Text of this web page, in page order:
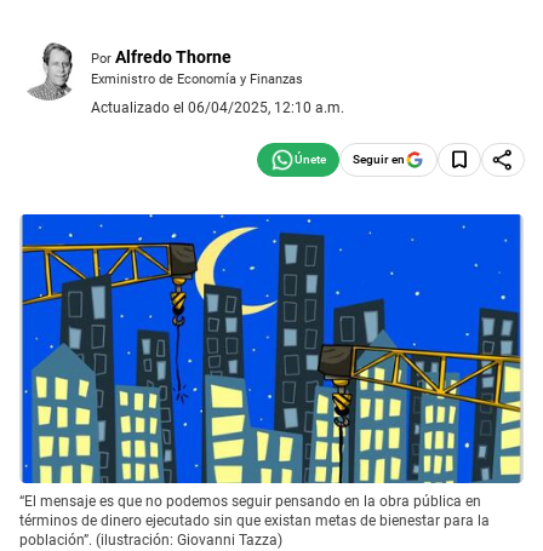
Por Alfredo Thorne
Exministro de Economía y Finanzas
Actualizado el 06/04/2025, 12:10 a.m.
Seguir en
“El mensaje es que no podemos seguir pensando en la obra pública en
términos de dinero ejecutado sin que existan metas de bienestar para la
población”. (ilustración: Giovanni Tazza)